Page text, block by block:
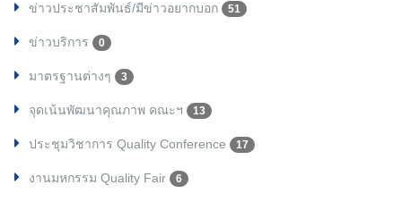
ข่าวประชาสัมพันธ์/มีข่าวอยากบอก 51
ข่าวบริการ 0
มาตรฐานต่างๆ 3
จุดเน้นพัฒนาคุณภาพ คณะฯ 13
ประชุมวิชาการ Quality Conference 17
งานมหกรรม Quality Fair 6